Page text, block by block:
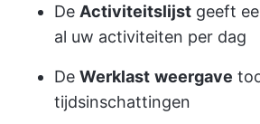
De Activiteitslijst geeft
al uw activiteiten per dag
De Werklast weergave
tijdsinschattingen